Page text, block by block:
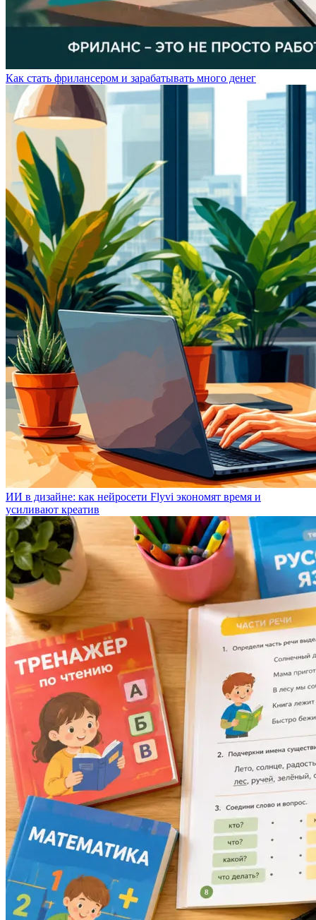
Как стать фрилансером и зарабатывать много денег
ИИ в дизайне: как нейросети Flyvi экономят время и
усиливают креатив